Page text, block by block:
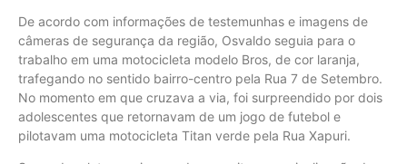
De acordo com informações de testemunhas e imagens de
câmeras de segurança da região, Osvaldo seguia para o
trabalho em uma motocicleta modelo Bros, de cor laranja,
trafegando no sentido bairro-centro pela Rua 7 de Setembro.
No momento em que cruzava a via, foi surpreendido por dois
adolescentes que retornavam de um jogo de futebol e
pilotavam uma motocicleta Titan verde pela Rua Xapuri.